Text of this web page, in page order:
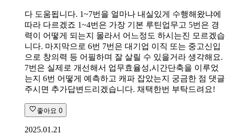
다 도움됩니다. 1~7번을 얼마나 내실있게 수행해왔냐에
따라 다르겠죠 1~4번은 가장 기본 루틴업무고 5번은 경
력이 어떻게 되는지 몰라서 어느정도 하시는진 모르겠습
니다. 마지막으로 6번 7번은 대기업 이직 또는 중고신입
으로 창의력 등 어필하며 잘 살릴 수 있을거라 생각해요.
7번은 실제로 개선해서 업무효율성,시간단축을 이루었
는지 6번 어떻게 예측하고 캐파 잡았는지 궁금한 점 댓글
주시면 추가답변드리겠습니다. 채택한번 부탁드려요!
좋아요 0
2025.01.21